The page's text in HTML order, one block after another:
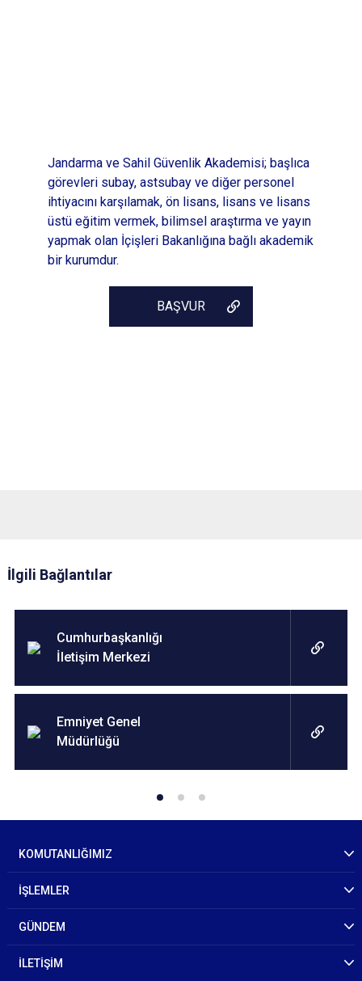
Jandarma ve Sahil Güvenlik Akademisi; başlıca
görevleri subay, astsubay ve diğer personel
ihtiyacını karşılamak, ön lisans, lisans ve lisans
üstü eğitim vermek, bilimsel araştırma ve yayın
yapmak olan İçişleri Bakanlığına bağlı akademik
bir kurumdur.
BAŞVUR
İlgili Bağlantılar
Cumhurbaşkanlığı
İletişim Merkezi
Emniyet Genel
Müdürlüğü
KOMUTANLIĞIMIZ
İŞLEMLER
GÜNDEM
İLETİŞİM